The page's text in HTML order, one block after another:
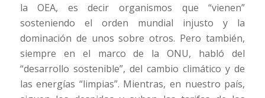
la OEA, es decir organismos que “vienen”
sosteniendo el orden mundial injusto y la
dominación de unos sobre otros. Pero también,
siempre en el marco de la ONU, habló del
“desarrollo sostenible”, del cambio climático y de
las energías “limpias”. Mientras, en nuestro país,